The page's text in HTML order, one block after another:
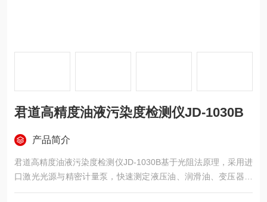
君道高精度油液污染度检测仪JD-1030B
产品简介
君道高精度油液污染度检测仪JD-1030B基于光阻法原理，采用进
口激光光源与精密计量泵，快速测定液压油、润滑油、变压器油
等油品中的颗粒污染度。支持瓶式取样与在线检测双模式，内置